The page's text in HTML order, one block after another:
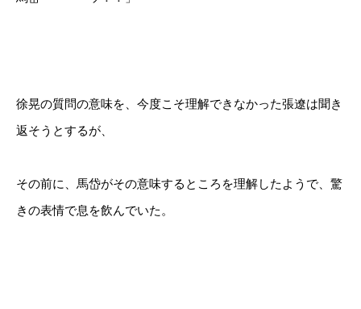
徐晃の質問の意味を、今度こそ理解できなかった張遼は聞き
返そうとするが、
その前に、馬岱がその意味するところを理解したようで、驚
きの表情で息を飲んでいた。